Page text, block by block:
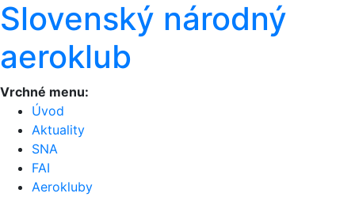
Slovenský národný
aeroklub
Vrchné menu:
Úvod
Aktuality
SNA
FAI
Aerokluby